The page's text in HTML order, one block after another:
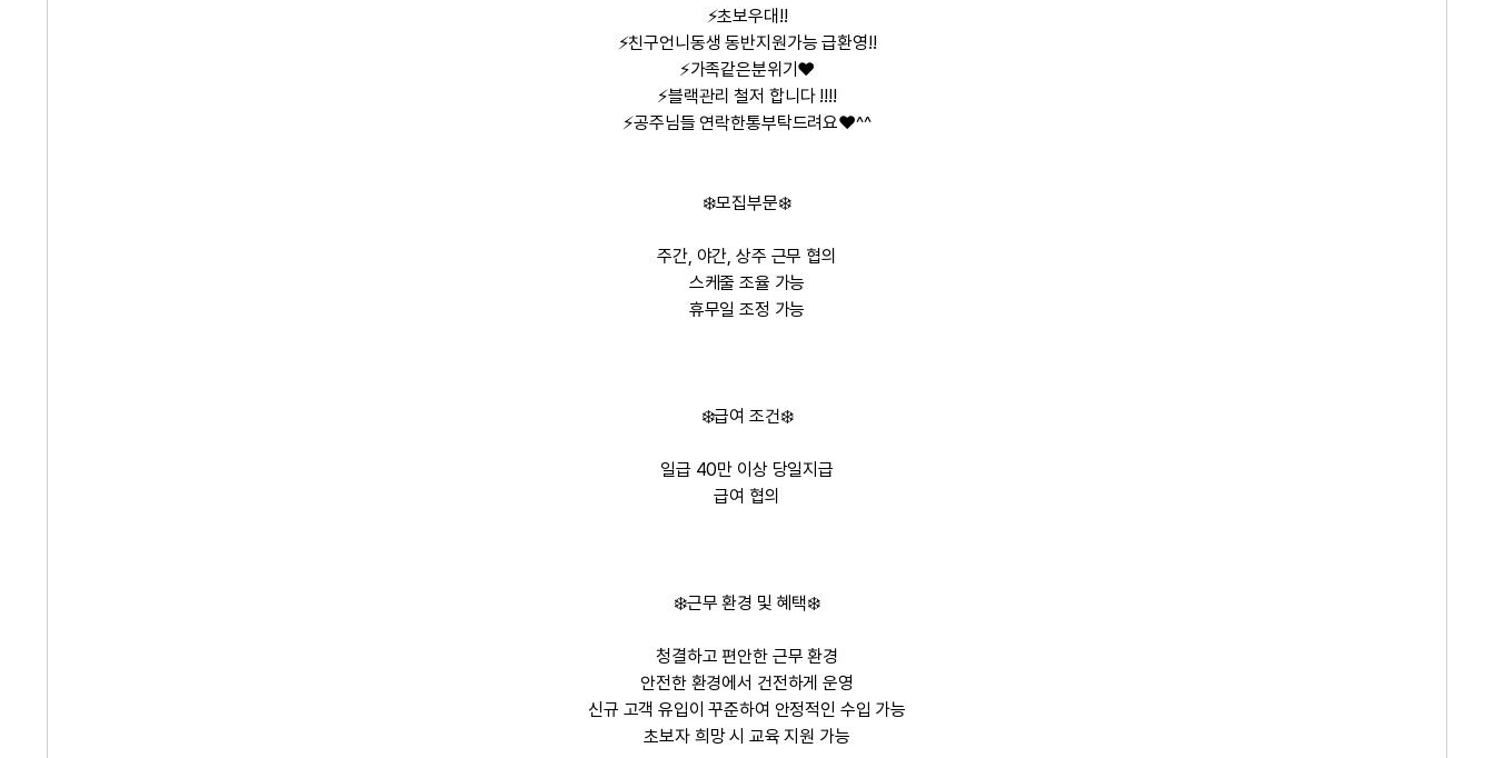
⚡초보우대!!
⚡친구언니동생 동반지원가능 급환영!!
⚡가족같은분위기❤️
⚡블랙관리 철저 합니다 !!!!
⚡공주님들 연락한통부탁드려요❤️^^
❄️모집부문❄️
주간, 야간, 상주 근무 협의
스케줄 조율 가능
휴무일 조정 가능
❄️급여 조건❄️
일급 40만 이상 당일지급
급여 협의
❄️근무 환경 및 혜택❄️
청결하고 편안한 근무 환경
안전한 환경에서 건전하게 운영
신규 고객 유입이 꾸준하여 안정적인 수입 가능
초보자 희망 시 교육 지원 가능